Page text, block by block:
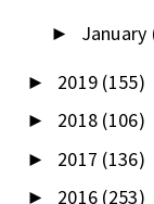
► January
► 2019 (155)
► 2018 (106)
► 2017 (136)
► 2016 (253)